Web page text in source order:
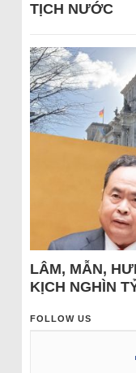
TỊCH NƯỚC
LÂM, MẪN,
KỊCH NGHÌN
FOLLOW US